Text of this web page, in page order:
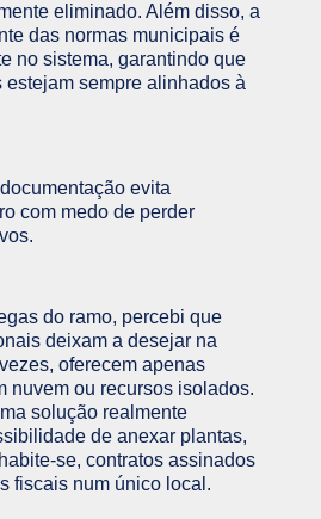
eliminado. Além disso, a
das normas municipais é
no sistema, garantindo que
estejam sempre alinhados à
evita
com medo de perder
do ramo, percebi que
deixam a desejar na
oferecem apenas
nuvem ou recursos isolados.
solução realmente
de anexar plantas,
se, contratos assinados
fiscais num único local.